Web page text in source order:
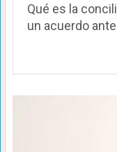
Qué es la
un acuerdo